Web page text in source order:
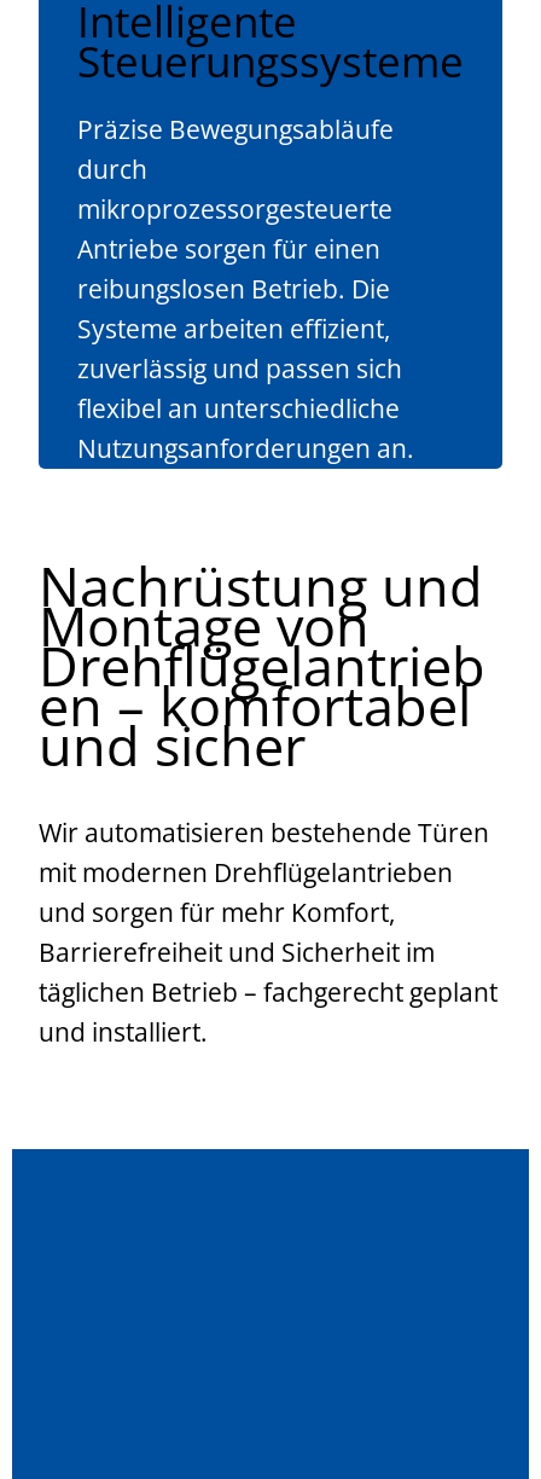
Intelligente
Steuerungssysteme
Präzise Bewegungsabläufe
durch
mikroprozessorgesteuerte
Antriebe sorgen für einen
reibungslosen Betrieb. Die
Systeme arbeiten effizient,
zuverlässig und passen sich
flexibel an unterschiedliche
Nutzungsanforderungen an.
Nachrüstung und
Montage von
Drehflügelantrieb
en – komfortabel
und sicher
Wir automatisieren bestehende Türen
mit modernen Drehflügelantrieben
und sorgen für mehr Komfort,
Barrierefreiheit und Sicherheit im
täglichen Betrieb – fachgerecht geplant
und installiert.